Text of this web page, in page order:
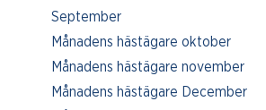
September
Månadens hästägare oktober
Månadens hästägare november
Månadens hästägare December